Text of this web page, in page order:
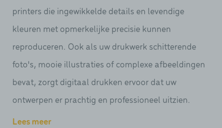
printers die ingewikkelde details en levendige
kleuren met opmerkelijke precisie kunnen
reproduceren. Ook als uw drukwerk schitterende
foto's, mooie illustraties of complexe afbeeldingen
bevat, zorgt digitaal drukken ervoor dat uw
ontwerpen er prachtig en professioneel uitzien.
Lees meer